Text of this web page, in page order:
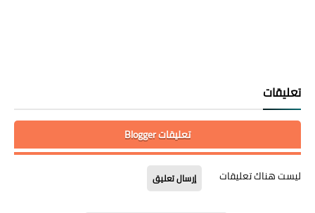
تعليقات
تعليقات Blogger
ليست هناك تعليقات إرسال تعليق